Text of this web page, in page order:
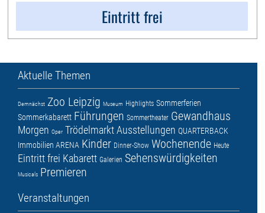
Eintritt frei
Aktuelle Themen
Demnächst Zoo Leipzig Museum Highlights Sommerferien
Sommerkabarett Führungen Sommertheater Gewandhaus
Morgen Oper TrödelmarktAusstellungen QUARTERBACK
Immobilien ARENA Kinder Dinner-Show Wochenende Heute
Eintritt frei Kabarett Galerien Sehenswürdigkeiten
Musicals Premieren
Veranstaltungen